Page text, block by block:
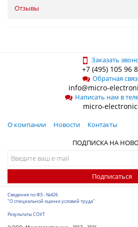
Отзывы
Заказать
+7 (495) 105 96
Обратная
info@micro-
Написать нам в
micro-
О компании Новости
Контакты
ПОДПИСКА НА
Подписаться
Сведения по ФЗ - №426
"О специальной оценке условий труда"
Результаты СОУТ